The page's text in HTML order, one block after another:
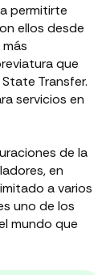
permitirte
ellos desde
que
Transfer.
servicios en
de la
en
a varios
uno de los
mundo que